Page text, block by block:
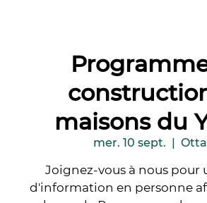
maisons du
mer. 10 sept.
  |
Joignez-vous à nous pour
d'information en personne